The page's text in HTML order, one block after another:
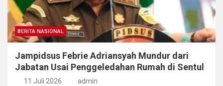
BERITA NASIONAL
Jampidsus Febrie Adriansyah Mundur dari
Jabatan Usai Penggeledahan Rumah di Sentul
11 Juli 2026 admin